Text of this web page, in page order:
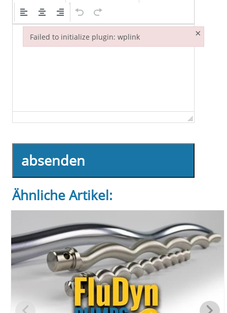
absenden
Ähnliche Artikel:
Failed to initialize plugin: wplink ×
Failed to initialize plugin: wplink